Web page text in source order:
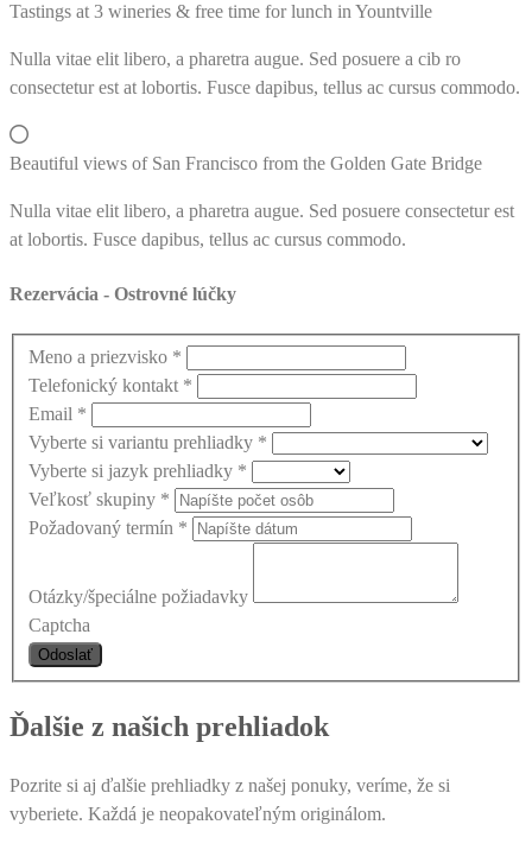
Tastings at 3 wineries & free time for lunch in Yountville
Nulla vitae elit libero, a pharetra augue. Sed posuere a cib ro
consectetur est at lobortis. Fusce dapibus, tellus ac cursus commodo.
Beautiful views of San Francisco from the Golden Gate Bridge
Nulla vitae elit libero, a pharetra augue. Sed posuere consectetur est
at lobortis. Fusce dapibus, tellus ac cursus commodo.
Rezervácia - Ostrovné lúčky
Meno a priezvisko *
Telefonický kontakt *
Email *
Vyberte si variantu prehliadky *
Vyberte si jazyk prehliadky *
Veľkosť skupiny *
Požadovaný termín *
Otázky/špeciálne požiadavky
Captcha
Ďalšie z našich prehliadok
Pozrite si aj ďalšie prehliadky z našej ponuky, veríme, že si
vyberiete. Každá je neopakovateľným originálom.